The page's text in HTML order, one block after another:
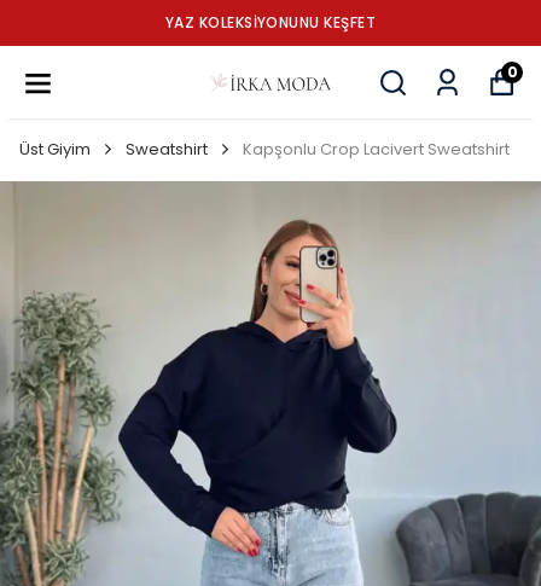
YAZ KOLEKSİYONUNU KEŞFET
0
Üst Giyim Sweatshirt Kapşonlu Crop Lacivert Sweatshirt